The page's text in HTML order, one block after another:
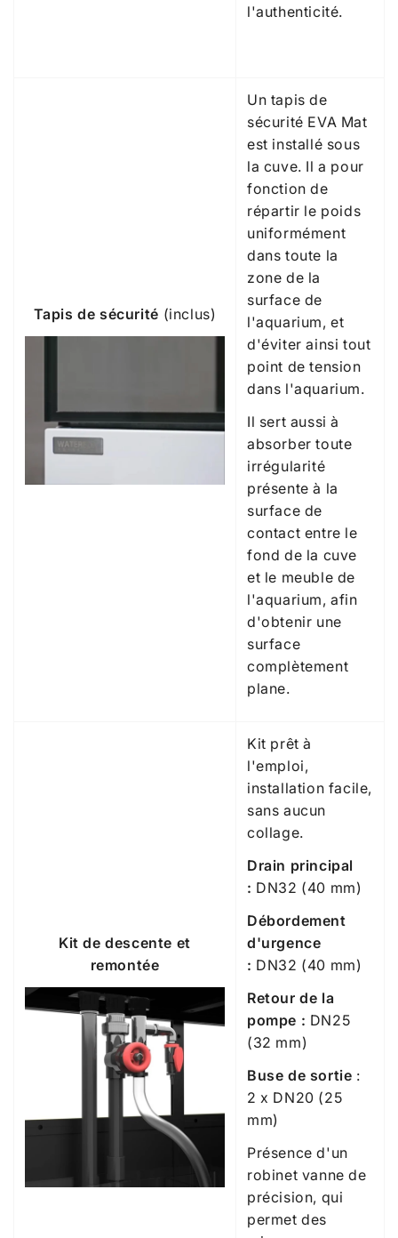
l'authenticité.
Tapis de sécurité (inclus)
Un tapis de
sécurité EVA Mat
est installé sous
la cuve. Il a pour
fonction de
répartir le poids
uniformément
dans toute la
zone de la
surface de
l'aquarium, et
d'éviter ainsi tout
point de tension
dans l'aquarium.
Il sert aussi à
absorber toute
irrégularité
présente à la
surface de
contact entre le
fond de la cuve
et le meuble de
l'aquarium, afin
d'obtenir une
surface
complètement
plane.
Kit de descente et
remontée
Kit prêt à
l'emploi,
installation facile,
sans aucun
collage.
Drain principal
: DN32 (40 mm)
Débordement
d'urgence
: DN32 (40 mm)
Retour de la
pompe : DN25
(32 mm)
Buse de sortie :
2 x DN20 (25
mm)
Présence d'un
robinet vanne de
précision, qui
permet des